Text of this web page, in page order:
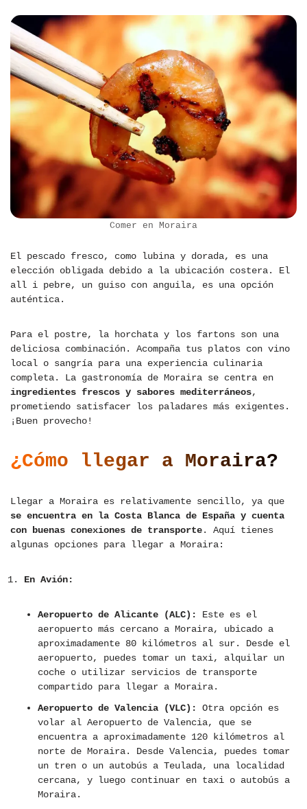
Comer en Moraira
El pescado fresco, como lubina y dorada, es una
elección obligada debido a la ubicación costera. El
all i pebre, un guiso con anguila, es una opción
auténtica.
Para el postre, la horchata y los fartons son una
deliciosa combinación. Acompaña tus platos con vino
local o sangría para una experiencia culinaria
completa. La gastronomía de Moraira se centra en
ingredientes frescos y sabores mediterráneos,
prometiendo satisfacer los paladares más exigentes.
¡Buen provecho!
¿Cómo llegar a Moraira?
Llegar a Moraira es relativamente sencillo, ya que
se encuentra en la Costa Blanca de España y cuenta
con buenas conexiones de transporte. Aquí tienes
algunas opciones para llegar a Moraira:
En Avión:
Aeropuerto de Alicante (ALC):
Este es el
aeropuerto más cercano a Moraira, ubicado a
aproximadamente 80 kilómetros al sur. Desde el
aeropuerto, puedes tomar un taxi, alquilar un
coche o utilizar servicios de transporte
compartido para llegar a Moraira.
Aeropuerto de Valencia (VLC):
Otra opción es
volar al Aeropuerto de Valencia, que se
encuentra a aproximadamente 120 kilómetros al
norte de Moraira. Desde Valencia, puedes tomar
un tren o un autobús a Teulada, una localidad
cercana, y luego continuar en taxi o autobús a
Moraira.